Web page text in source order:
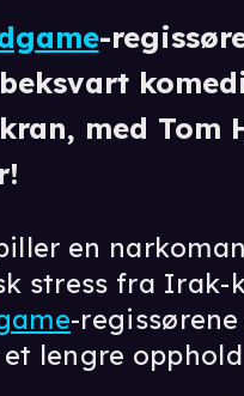
-
med
en
stress fra
-
lengre